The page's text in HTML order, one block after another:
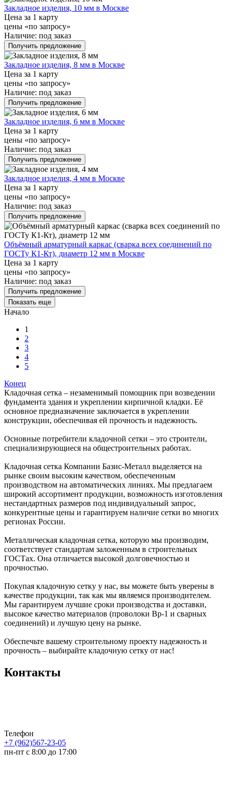
Закладное изделия, 10 мм в Москве
Цена за 1 карту
цены «по запросу»
Наличие: под заказ
Получить предложение
Закладное изделия, 8 мм в Москве
Цена за 1 карту
цены «по запросу»
Наличие: под заказ
Получить предложение
Закладное изделия, 6 мм в Москве
Цена за 1 карту
цены «по запросу»
Наличие: под заказ
Получить предложение
Закладное изделия, 4 мм в Москве
Цена за 1 карту
цены «по запросу»
Наличие: под заказ
Получить предложение
Объёмный арматурный каркас (сварка всех соединений по
ГОСТу К1-Кт), диаметр 12 мм в Москве
Цена за 1 карту
цены «по запросу»
Наличие: под заказ
Получить предложение
Показать еще
Начало
1
2
3
4
5
Конец
Кладочная сетка – незаменимый помощник при возведении
фундамента здания и укреплении кирпичной кладки. Её
основное предназначение заключается в укреплении
конструкции, обеспечивая ей прочность и надежность.
Основные потребители кладочной сетки – это строители,
специализирующиеся на общестроительных работах.
Кладочная сетка Компании Базис-Металл выделяется на
рынке своим высоким качеством, обеспеченным
производством на автоматических линиях. Мы предлагаем
широкий ассортимент продукции, возможность изготовления
нестандартных размеров под индивидуальный запрос,
конкурентные цены и гарантируем наличие сетки во многих
регионах России.
Металлическая кладочная сетка, которую мы производим,
соответствует стандартам заложенным в строительных
ГОСТах. Она отличается высокой долговечностью и
прочностью.
Покупая кладочную сетку у нас, вы можете быть уверены в
качестве продукции, так как мы являемся производителем.
Мы гарантируем лучшие сроки производства и доставки,
высокое качество материалов (проволоки Вр-1 и сварных
соединений) и лучшую цену на рынке.
Обеспечьте вашему строительному проекту надежность и
прочность – выбирайте кладочную сетку от нас!
Контакты
Телефон
+7 (962)567-23-05
пн-пт с 8:00 до 17:00